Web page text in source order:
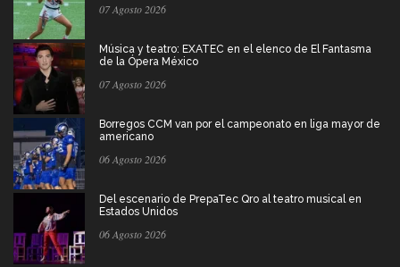
07 Agosto 2026
Música y teatro: EXATEC en el elenco de El Fantasma
de la Ópera México
07 Agosto 2026
Borregos CCM van por el campeonato en liga mayor de
americano
06 Agosto 2026
Del escenario de PrepaTec Qro al teatro musical en
Estados Unidos
06 Agosto 2026